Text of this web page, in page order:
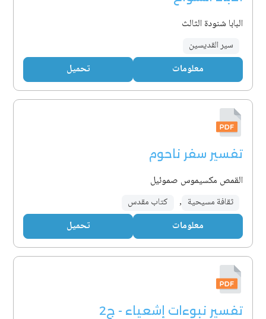
البابا شنودة الثالث
سير القديسين
معلومات تحميل
تفسير سفر ناحوم
القمص مكسيموس صموئيل
ثقافة مسيحية , كتاب مقدس
معلومات تحميل
تفسير نبوءات إشعياء - ج2